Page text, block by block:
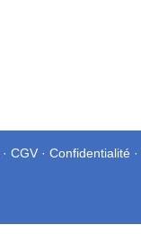
· CGV · Confidentialité ·